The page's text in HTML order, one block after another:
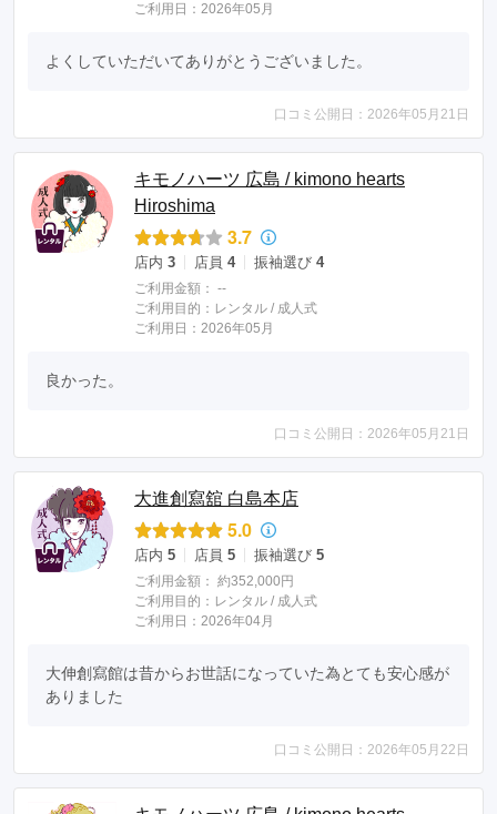
ご利用日：2026年05月
よくしていただいてありがとうございました。
口コミ公開日：2026年05月21日
キモノハーツ 広島 / kimono hearts
Hiroshima
3.7
店内 3 店員 4 振袖選び 4
ご利用金額： --
ご利用目的： レンタル / 成人式
ご利用日：2026年05月
良かった。
口コミ公開日：2026年05月21日
大進創寫舘 白島本店
5.0
店内 5 店員 5 振袖選び 5
ご利用金額： 約352,000円
ご利用目的： レンタル / 成人式
ご利用日：2026年04月
大伸創寫館は昔からお世話になっていた為とても安心感が
ありました
口コミ公開日：2026年05月22日